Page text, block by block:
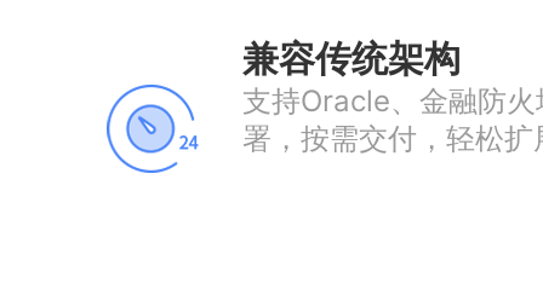
兼容传统架构
支持Oracle、金融防
署，按需交付，轻松扩